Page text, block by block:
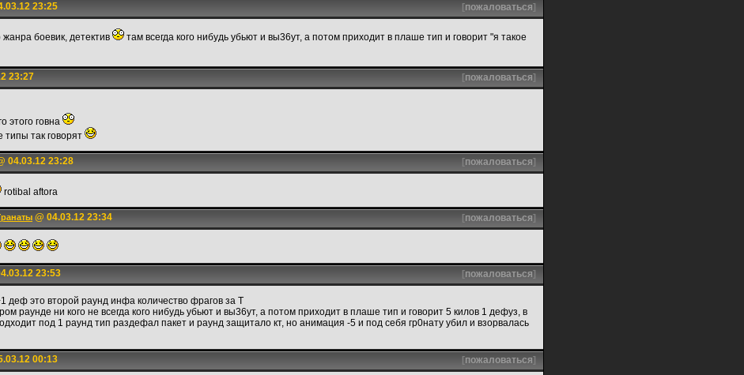
23:25 [пожаловаться]
боевик, детектив
там всегда кого нибудь убьют и вы36ут, а потом приходит в плаше тип и говорит "я такое
23:27 [пожаловаться]
этого говна
так говорят
04.03.12 23:28 [пожаловаться]
rotibal aftora
@ 04.03.12 23:34 [пожаловаться]
23:53 [пожаловаться]
деф это второй раунд инфа количество фрагов за Т
раунде ни кого не всегда кого нибудь убьют и вы36ут, а потом приходит в плаше тип и говорит 5 килов 1 дефуз, в
под 1 раунд тип раздефал пакет и раунд защитало кт, но анимация -5 и под себя гр0нату убил и взорвалась
00:13 [пожаловаться]